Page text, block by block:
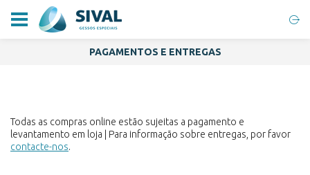
PAGAMENTOS E ENTREGAS
Todas as compras online estão sujeitas a pagamento e
levantamento em loja | Para informação sobre entregas, por favor
contacte-nos.